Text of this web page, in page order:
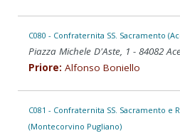
C080 - Confraternita SS. Sacramento
Piazza Michele D'Aste, 1 - 84082
Priore: Alfonso Boniello
C081 - Confraternita SS. Sacramento e
(Montecorvino Pugliano)